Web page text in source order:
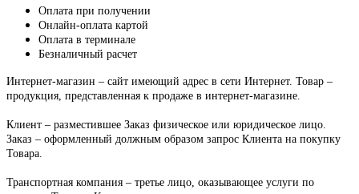
Оплата при получении
Онлайн-оплата картой
Оплата в терминале
Безналичный расчет
Интернет-магазин – сайт имеющий адрес в сети Интернет. Товар –
продукция, представленная к продаже в интернет-магазине.
Клиент – разместившее Заказ физическое или юридическое лицо.
Заказ – оформленный должным образом запрос Клиента на покупку
Товара.
Транспортная компания – третье лицо, оказывающее услуги по